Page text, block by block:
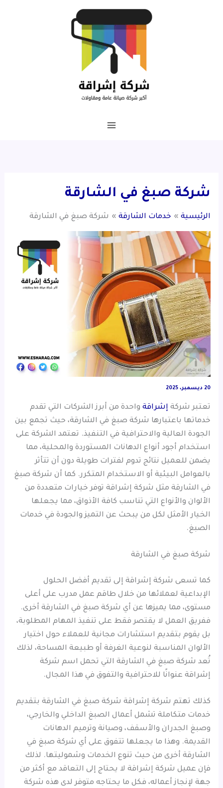
شركة صبغ في الشارقة
الرئيسية خدمات الشارقة شركة صبغ في الشارقة
20 ديسمبر، 2025
تعتبر شركة إشراقة واحدة من أبرز الشركات التي تقدم
خدماتها باعتبارها شركة صبغ في الشارقة، حيث تجمع بين
الجودة العالية والاحترافية في التنفيذ. تعتمد الشركة على
استخدام أجود أنواع الدهانات المستوردة والمحلية، مما
يضمن للعميل نتائج تدوم لفترات طويلة دون أن تتأثر
بالعوامل البيئية أو الاستخدام المتكرر. كما أن شركة صبغ
في الشارقة مثل شركة إشراقة توفر خيارات متعددة من
الألوان والأنواع التي تناسب كافة الأذواق، مما يجعلها
الخيار الأمثل لكل من يبحث عن التميز والجودة في خدمات
الصبغ.
شركة صبغ في الشارقة
كما تسعى شركة إشراقة إلى تقديم أفضل الحلول
الإبداعية لعملائها من خلال طاقم عمل مدرب على أعلى
مستوى، مما يميزها عن أي شركة صبغ في الشارقة أخرى.
ففريق العمل لا يقتصر فقط على تنفيذ المهام المطلوبة،
بل يقوم بتقديم استشارات مجانية للعملاء حول اختيار
الألوان المناسبة لنوعية الغرفة أو طبيعة المساحة، لذلك
تُعد شركة صبغ في الشارقة التي تحمل اسم شركة
إشراقة عنوانًا للاحترافية والتفوق في هذا المجال.
كذلك تهتم شركة إشراقة شركة صبغ في الشارقة بتقديم
خدمات متكاملة تشمل أعمال الصبغ الداخلي والخارجي،
وصبغ الجدران والأسقف، وصيانة وترميم الدهانات
القديمة. وهذا ما يجعلها تتفوق على أي شركة صبغ في
الشارقة أخرى من حيث تنوع الخدمات وشموليتها. لذلك
فإن عميل شركة إشراقة لا يحتاج إلى التعاقد مع أكثر من
جهة لإنجاز أعماله، فكل ما يحتاجه متوفر لدى هذه شركة